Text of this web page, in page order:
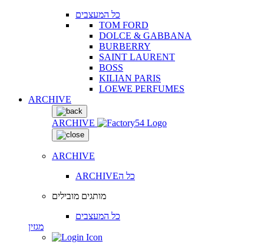
כל המעצבים
TOM FORD
DOLCE & GABBANA
BURBERRY
SAINT LAURENT
BOSS
KILIAN PARIS
LOEWE PERFUMES
ARCHIVE
ARCHIVE
ARCHIVE
ARCHIVEכל ה
מותגים מובילים
כל המעצבים
מגזין